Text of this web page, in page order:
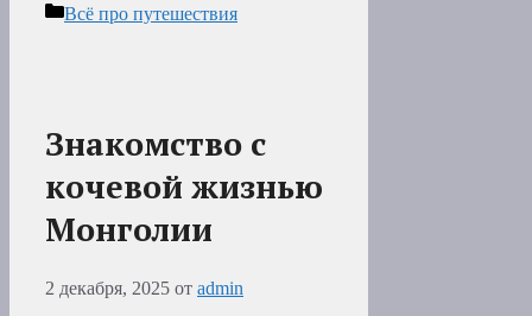
Рубрики
Всё про путешествия
Знакомство с
кочевой жизнью
Монголии
2 декабря, 2025 от admin